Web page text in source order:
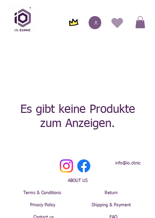
Es gibt keine Produkte
zum Anzeigen.
info@io.clinic
ABOUT US
Terms & Conditions Return
Privacy Policy Shipping & Payment